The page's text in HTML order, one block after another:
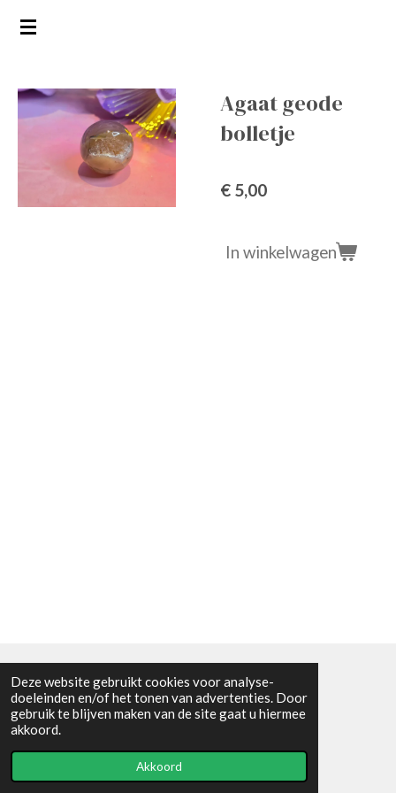
Deze website gebruikt cookies voor analyse-
doeleinden en/of het tonen van advertenties. Door
gebruik te blijven maken van de site gaat u hiermee
akkoord.
Akkoord
Ga
de
hoofdinhoud
Agaat geode
bolletje
€ 5,00
In winkelwagen
Algemene voorwaarden
© 2021 - RC en mineralenshop Het vlinderpad